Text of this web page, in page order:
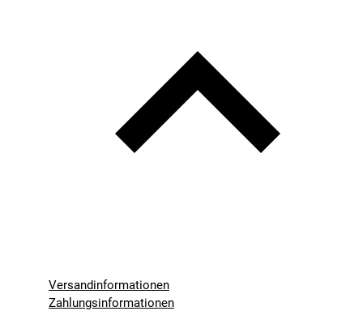
Versandinformationen
Zahlungsinformationen